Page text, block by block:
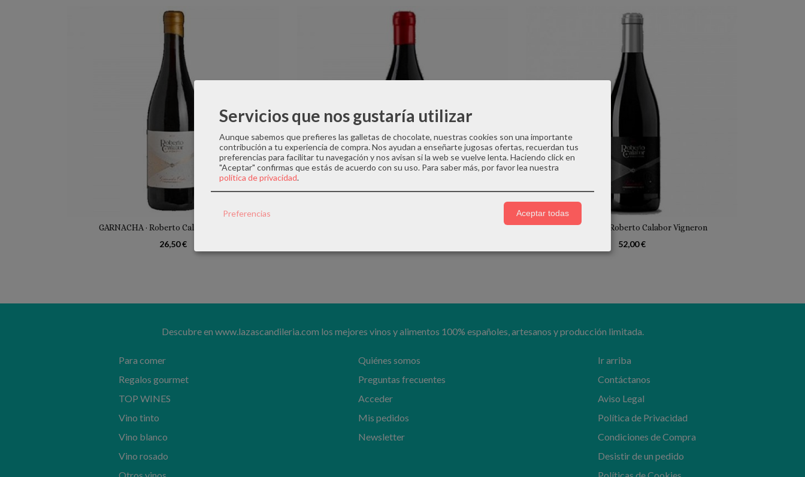
GARNACHA · Roberto Calabor Vigneron
26,50 €
VARIETALES · Roberto Calabor Vigneron
52,00 €
Descubre en www.lazascandileria.com los mejores vinos y alimentos 100% españoles, artesanos y producción limitada.
Para comer
Regalos gourmet
TOP WINES
Vino tinto
Vino blanco
Vino rosado
Quiénes somos
Preguntas frecuentes
Acceder
Mis pedidos
Newsletter
Ir arriba
Contáctanos
Aviso Legal
Política de Privacidad
Condiciones de Compra
Desistir de un pedido
Servicios que nos gustaría utilizar
Aunque sabemos que prefieres las galletas de chocolate, nuestras cookies son una importante
contribución a tu experiencia de compra. Nos ayudan a enseñarte jugosas ofertas, recuerdan tus
preferencias para facilitar tu navegación y nos avisan si la web se vuelve lenta. Haciendo click en
"Aceptar" confirmas que estás de acuerdo con su uso. Para saber más, por favor lea nuestra
política de privacidad.
Preferencias Aceptar todas